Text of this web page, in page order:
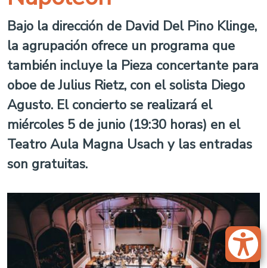
Bajo la dirección de David Del Pino Klinge,
la agrupación ofrece un programa que
también incluye la Pieza concertante para
oboe de Julius Rietz, con el solista Diego
Agusto. El concierto se realizará el
miércoles 5 de junio (19:30 horas) en el
Teatro Aula Magna Usach y las entradas
son gratuitas.